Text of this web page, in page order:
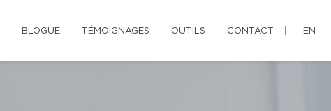
BLOGUE TÉMOIGNAGES OUTILS CONTACT EN